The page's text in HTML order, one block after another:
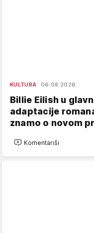
KULTURA 06.08.2026.
Billie Eilish u
adaptacije
znamo o novom
Komentariši